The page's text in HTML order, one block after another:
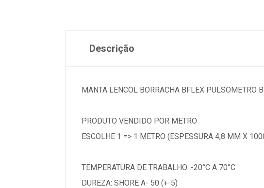
Descrição
MANTA LENCOL BORRACHA BFLEX
PRODUTO VENDIDO POR METRO
ESCOLHE 1 => 1 METRO (ESPESSURA 4,8 MM X
TEMPERATURA DE TRABALHO: -20°C A 70°C
DUREZA: SHORE A- 50 (+-5)